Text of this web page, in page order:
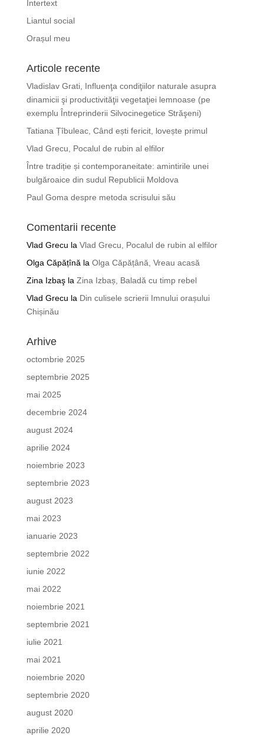
Intertext
Liantul social
Orașul meu
Articole recente
Vladislav Grati, Influenţa condiţiilor naturale asupra
dinamicii şi productivităţii vegetaţiei lemnoase (pe
exemplu Întreprinderii Silvocinegetice Străşeni)
Tatiana Țîbuleac, Când ești fericit, lovește primul
Vlad Grecu, Pocalul de rubin al elfilor
Între tradiție și contemporaneitate: amintirile unei
bulgăroaice din sudul Republicii Moldova
Paul Goma despre metoda scrisului său
Comentarii recente
Vlad Grecu la Vlad Grecu, Pocalul de rubin al elfilor
Olga Căpățînă la Olga Căpățână, Vreau acasă
Zina Izbaşla Zina Izbaș, Baladă cu timp rebel
Vlad Grecu la Din culisele scrierii Imnului orașului
Chișinău
Arhive
octombrie 2025
septembrie 2025
mai 2025
decembrie 2024
august 2024
aprilie 2024
noiembrie 2023
septembrie 2023
august 2023
mai 2023
ianuarie 2023
septembrie 2022
iunie 2022
mai 2022
noiembrie 2021
septembrie 2021
iulie 2021
mai 2021
noiembrie 2020
septembrie 2020
august 2020
aprilie 2020